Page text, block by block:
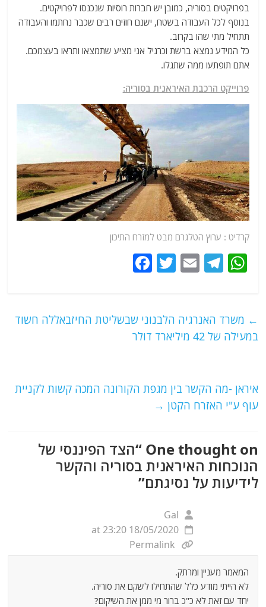
בפרויקטים בסוריה, כמובן יש חברות רוסיות שנכנסו לפרויקטים.
בנוסף לכל העבודה בשטח, ישנם חוזים רבים שכבר נחתמו והעבודה
תתחיל מתי שהו בקרוב.
כל המידע נמצא ברשת וכרגיל אני מציע שתמצאו ותראו בעצמכם.
אתם תופתעו ממה שתגלו.
פרוייקט הרכבת האיראנית בסוריה:
קרדיט : ערוץ הטלגרם מבט למזרח התיכון
W
h
s
A
T
el
g
ra
E
m
l
T
w
er
e
b
k
← משרד האנרגיה הלבנוני שבשליטת החיזבאללה חשוד
במעילה של 42 מיליארד דולר
איראן -מה הקשר בין מגפת הקורונה המכה קשות לקניית
עוף ע"י האזרח הקטן →
One thought on “
הצד הפיננסי של
הנוכחות האיראנית בסוריה והקשר
לידיעות על נסיגתם”
Gal
18/05/2020 at 23:20
Permalink
המאמר מעניין ומרתק.
לא הייתי מודע כלל שהתחילו לשקם את סוריה.
יחד עם זאת לא כ"כ ברור מי ממן את השיקום?